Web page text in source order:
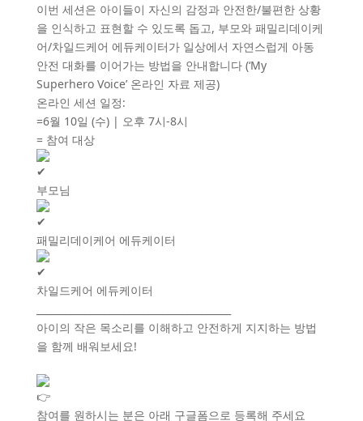
이번 세션은 아이들이 자신의 감정과 안전한/불편한 상황
을 인식하고 표현할 수 있도록 돕고, 부모와 패밀리데이케
어/차일드케어 에듀케이터가 일상에서 자연스럽게 아동
안전 대화를 이어가는 방법을 안내합니다 (‘My
Superhero Voice’ 온라인 자료 제공)
온라인 세션 일정:
=6월 10일 (수) | 오후 7시-8시
= 참여 대상
부모님
패밀리데이케어 에듀케이터
차일드케어 에듀케이터
​아이의 작은 목소리를 이해하고 안전하게 지지하는 방법
을 함께 배워보세요!
참여를 원하시는 분은 아래 구글폼으로 등록해 주세요